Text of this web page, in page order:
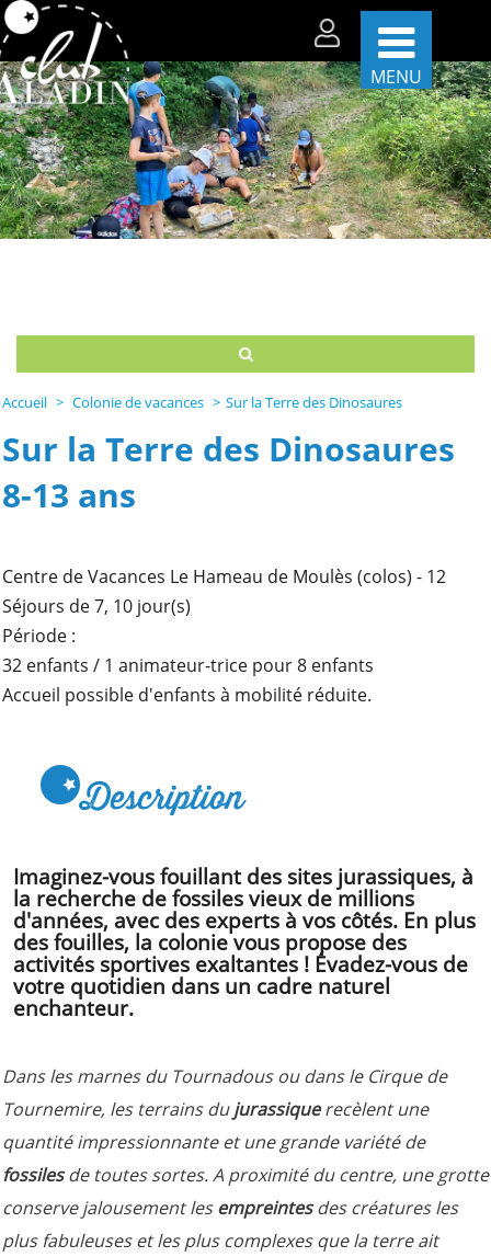
Les
séjours
par
période
nos
Partenaires
et
comités
recrutons
Télécharger
votre
brochure
MENU
Accueil Colonie de vacances Sur la Terre des Dinosaures
Sur la Terre des Dinosaures
8-13 ans
Centre de Vacances Le Hameau de Moulès (colos) - 12
Séjours de 7, 10 jour(s)
Période :
32 enfants / 1 animateur-trice pour 8 enfants
Accueil possible d'enfants à mobilité réduite.
Description
Imaginez-vous fouillant des sites jurassiques, à
la recherche de fossiles vieux de millions
d'années, avec des experts à vos côtés. En plus
des fouilles, la colonie vous propose des
activités sportives exaltantes ! Évadez-vous de
votre quotidien dans un cadre naturel
enchanteur.
Dans les marnes du Tournadous ou dans le Cirque de
Tournemire, les terrains dujurassiquerecèlent une
quantité impressionnante et une grande variété de
fossilesde toutes sortes. A proximité du centre, une grotte
conserve jalousement lesempreintesdes créatures les
plus fabuleuses et les plus complexes que la terre ait